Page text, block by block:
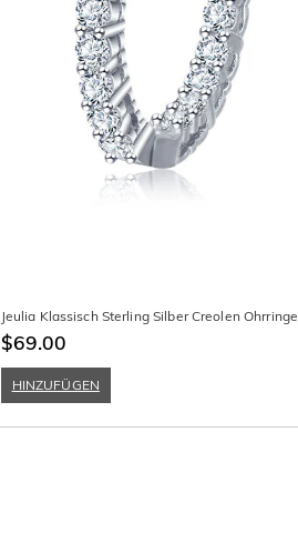
Jeulia Klassisch Sterling Silber Creolen Ohrringe
$69.00
HINZUFÜGEN